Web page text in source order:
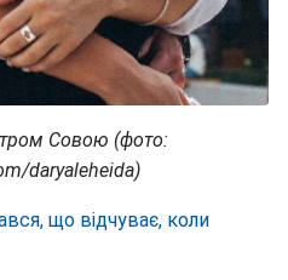
Совою (фото:
daryaleheida)
що відчуває, коли